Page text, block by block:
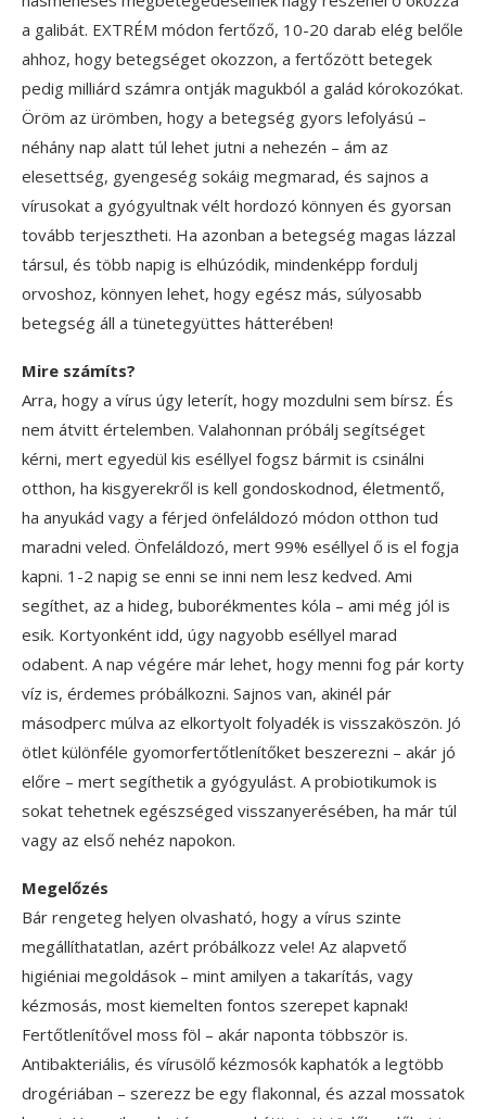
a galibát. EXTRÉM módon fertőző, 10-20 darab elég belőle
ahhoz, hogy betegséget okozzon, a fertőzött betegek
pedig milliárd számra ontják magukból a galád kórokozókat.
Öröm az ürömben, hogy a betegség gyors lefolyású –
néhány nap alatt túl lehet jutni a nehezén – ám az
elesettség, gyengeség sokáig megmarad, és sajnos a
vírusokat a gyógyultnak vélt hordozó könnyen és gyorsan
tovább terjesztheti. Ha azonban a betegség magas lázzal
társul, és több napig is elhúzódik, mindenképp fordulj
orvoshoz, könnyen lehet, hogy egész más, súlyosabb
betegség áll a tünetegyüttes hátterében!
Mire számíts?
Arra, hogy a vírus úgy leterít, hogy mozdulni sem bírsz. És
nem átvitt értelemben. Valahonnan próbálj segítséget
kérni, mert egyedül kis eséllyel fogsz bármit is csinálni
otthon, ha kisgyerekről is kell gondoskodnod, életmentő,
ha anyukád vagy a férjed önfeláldozó módon otthon tud
maradni veled. Önfeláldozó, mert 99% eséllyel ő is el fogja
kapni. 1-2 napig se enni se inni nem lesz kedved. Ami
segíthet, az a hideg, buborékmentes kóla – ami még jól is
esik. Kortyonként idd, úgy nagyobb eséllyel marad
odabent. A nap végére már lehet, hogy menni fog pár korty
víz is, érdemes próbálkozni. Sajnos van, akinél pár
másodperc múlva az elkortyolt folyadék is visszaköszön. Jó
ötlet különféle gyomorfertőtlenítőket beszerezni – akár jó
előre – mert segíthetik a gyógyulást. A probiotikumok is
sokat tehetnek egészséged visszanyerésében, ha már túl
vagy az első nehéz napokon.
Megelőzés
Bár rengeteg helyen olvasható, hogy a vírus szinte
megállíthatatlan, azért próbálkozz vele! Az alapvető
higiéniai megoldások – mint amilyen a takarítás, vagy
kézmosás, most kiemelten fontos szerepet kapnak!
Fertőtlenítővel moss föl – akár naponta többször is.
Antibakteriális, és vírusölő kézmosók kaphatók a legtöbb
drogériában – szerezz be egy flakonnal, és azzal mossatok